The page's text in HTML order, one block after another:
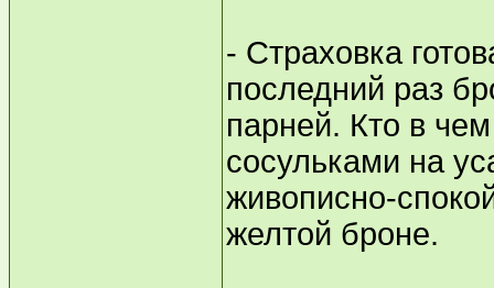
- Страховка
последний раз
парней. Кто в
сосульками на
живописно-
желтой броне.